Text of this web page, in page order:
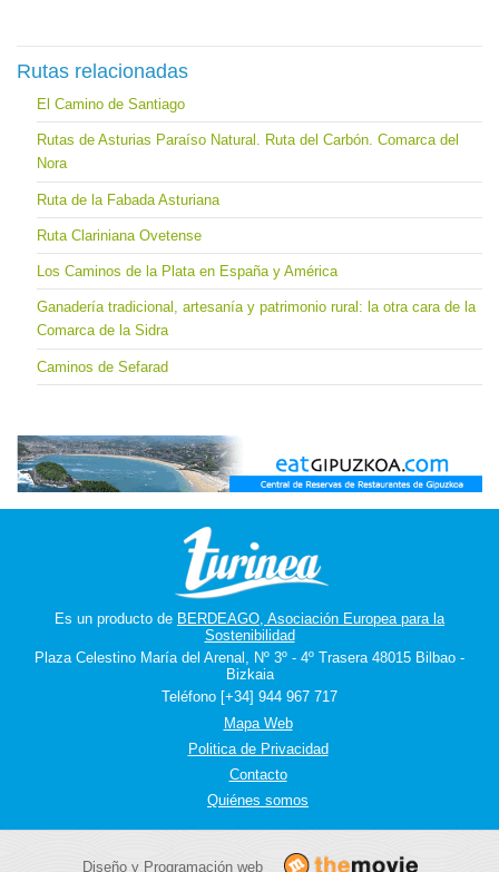
Rutas relacionadas
El Camino de Santiago
Rutas de Asturias Paraíso Natural. Ruta del Carbón. Comarca del
Nora
Ruta de la Fabada Asturiana
Ruta Clariniana Ovetense
Los Caminos de la Plata en España y América
Ganadería tradicional, artesanía y patrimonio rural: la otra cara de la
Comarca de la Sidra
Caminos de Sefarad
Es un producto de BERDEAGO, Asociación Europea para la
Sostenibilidad
Plaza Celestino María del Arenal, Nº 3º - 4º Trasera 48015 Bilbao -
Bizkaia
Teléfono [+34] 944 967 717
Mapa Web
Politica de Privacidad
Contacto
Quiénes somos
Diseño y Programación web